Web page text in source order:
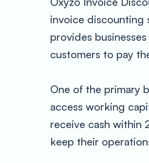
invoice discounting
provides
customers to pay
One of the primary
access working
receive cash within
keep their